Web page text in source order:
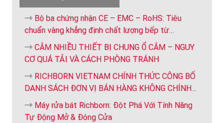
Bộ ba chứng nhận CE – EMC – RoHS: Tiêu
chuẩn vàng khẳng định chất lượng bếp từ
Richborn
CẮM NHIỀU THIẾT BỊ CHUNG Ổ CẮM – NGUY
CƠ QUÁ TẢI VÀ CÁCH PHÒNG TRÁNH
RICHBORN VIETNAM CHÍNH THỨC CÔNG BỐ
DANH SÁCH ĐƠN VỊ BÁN HÀNG KHÔNG CHÍNH
HÃNG
Máy rửa bát Richborn: Đột Phá Với Tính Năng
Tự Động Mở & Đóng Cửa